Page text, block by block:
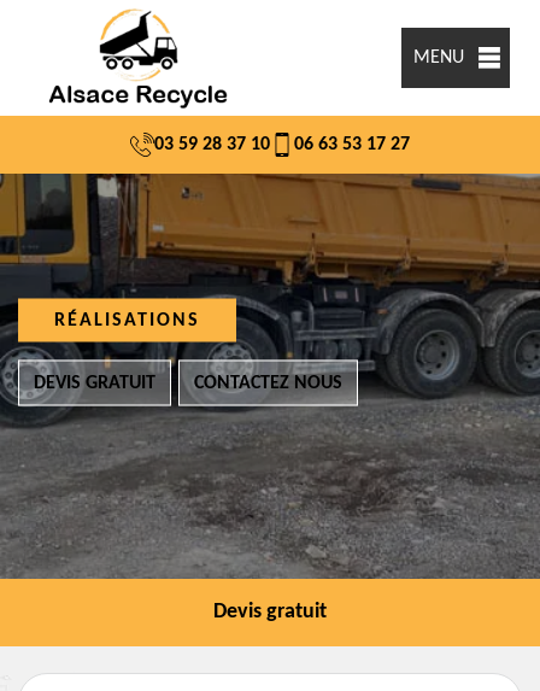
MENU
03 59 28 37 10 06 63 53 17 27
RÉALISATIONS
DEVIS GRATUIT CONTACTEZ NOUS
Devis gratuit